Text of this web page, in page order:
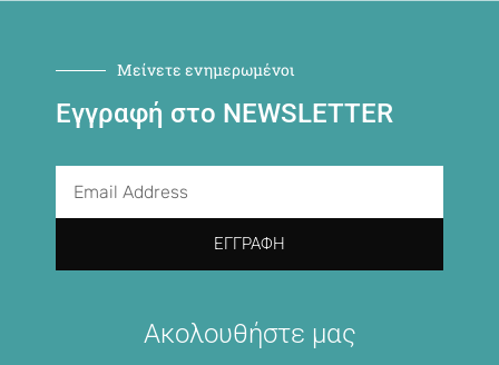
Μείνετε ενημερωμένοι
Εγγραφή στο NEWSLETTER
ΕΓΓΡΑΦΉ
Ακολουθήστε μας